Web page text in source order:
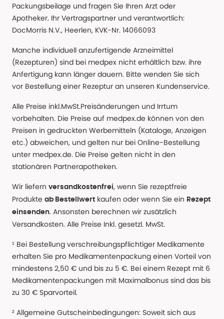
Packungsbeilage und fragen Sie Ihren Arzt oder
Apotheker. Ihr Vertragspartner und verantwortlich:
DocMorris N.V., Heerlen, KVK-Nr. 14066093
Manche individuell anzufertigende Arzneimittel
(Rezepturen) sind bei medpex nicht erhältlich bzw. ihre
Anfertigung kann länger dauern. Bitte wenden Sie sich
vor Bestellung einer Rezeptur an unseren Kundenservice.
Alle Preise inkl.MwSt.Preisänderungen und Irrtum
vorbehalten. Die Preise auf medpex.de können von den
Preisen in gedruckten Werbemitteln (Kataloge, Anzeigen
etc.) abweichen, und gelten nur bei Online-Bestellung
unter medpex.de. Die Preise gelten nicht in den
stationären Partnerapotheken.
Wir liefern versandkostenfrei, wenn Sie rezeptfreie
Produkte ab Bestellwert kaufen oder wenn Sie ein Rezept
einsenden. Ansonsten berechnen wir zusätzlich
Versandkosten. Alle Preise Inkl. gesetzl. MwSt.
¹ Bei Bestellung verschreibungspflichtiger Medikamente
erhalten Sie pro Medikamentenpackung einen Vorteil von
mindestens 2,50 € und bis zu 5 €. Bei einem Rezept mit 6
Medikamentenpackungen mit Maximalbonus sind das bis
zu 30 € Sparvorteil.
² Allgemeine Gutscheinbedingungen: Soweit sich aus